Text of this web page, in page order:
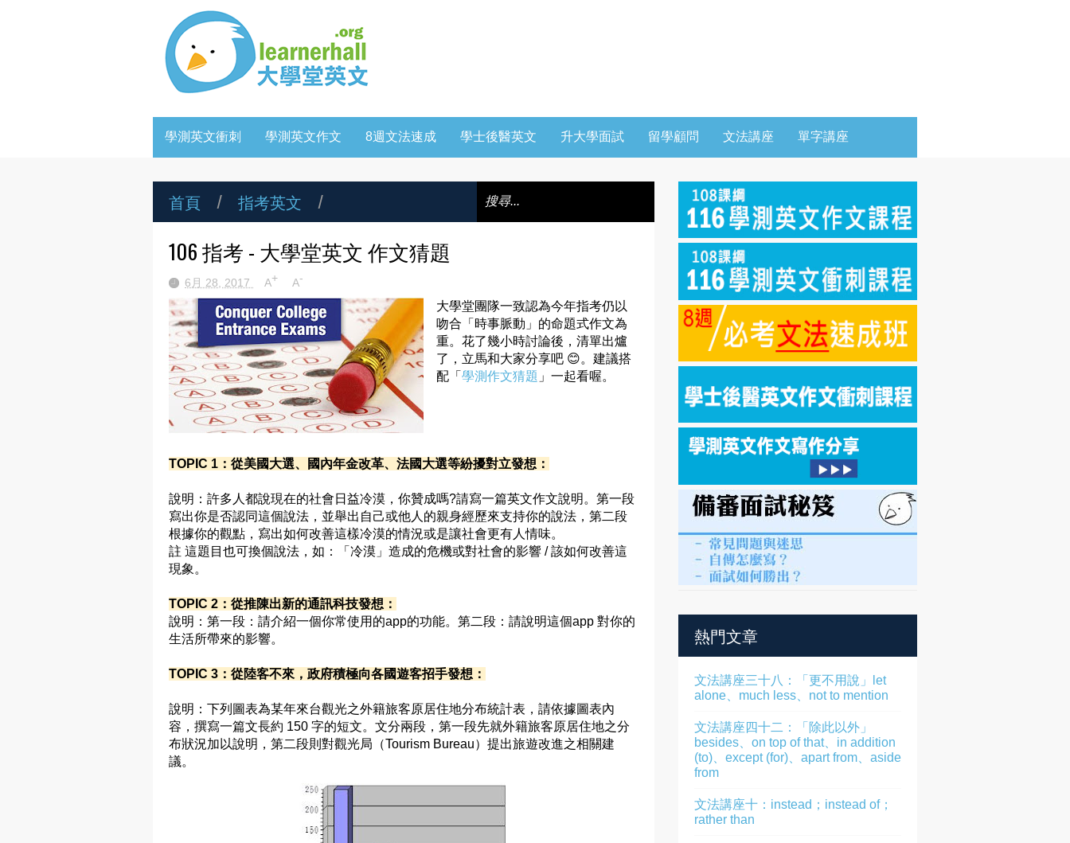
學測英文衝刺 學測英文作文 8週文法速成 學士後醫英文 升大學面試 留學顧問 文法講座 單字講座
首頁 / 指考英文 /
106 指考 - 大學堂英文 作文猜題
6月 28, 2017 A+ A-
大學堂團隊一致認為今年指考仍以
吻合「時事脈動」的命題式作文為
重。花了幾小時討論後，清單出爐
了，立馬和大家分享吧 😊。建議搭
配「 學測作文猜題 」一起看喔。
TOPIC 1：從美國大選、國內年金改革、法國大選等紛擾對立發想：
說明：許多人都說現在的社會日益冷漠，你贊成嗎?請寫一篇英文作文說明。第一段
寫出你是否認同這個說法，並舉出自己或他人的親身經歷來支持你的說法，第二段
根據你的觀點，寫出如何改善這樣冷漠的情況或是讓社會更有人情味。
註 這題目也可換個說法，如：「冷漠」造成的危機或對社會的影響 / 該如何改善這
現象。
TOPIC 2：從推陳出新的通訊科技發想：
說明：第一段：請介紹一個你常使用的app的功能。第二段：請說明這個app 對你的
生活所帶來的影響。
TOPIC 3：從陸客不來，政府積極向各國遊客招手發想：
說明：下列圖表為某年來台觀光之外籍旅客原居住地分布統計表，請依據圖表內
容，撰寫一篇文長約 150 字的短文。文分兩段，第一段先就外籍旅客原居住地之分
布狀況加以說明，第二段則對觀光局（Tourism Bureau）提出旅遊改進之相關建
議。
熱門文章
文法講座三十八：「更不用說」let
alone、much less、not to mention
文法講座四十二：「除此以外」
besides、on top of that、in addition
(to)、except (for)、apart from、aside
from
文法講座十：instead；instead of；
rather than